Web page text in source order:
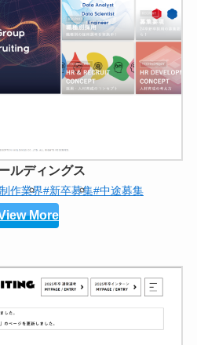
ルディングス
作業界#新卒募集#中途募集
More